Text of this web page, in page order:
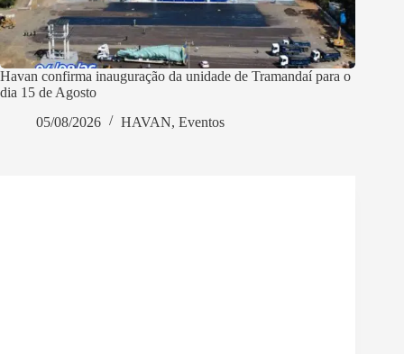
Havan confirma inauguração da unidade de Tramandaí para o
dia 15 de Agosto
05/08/2026
HAVAN, Eventos